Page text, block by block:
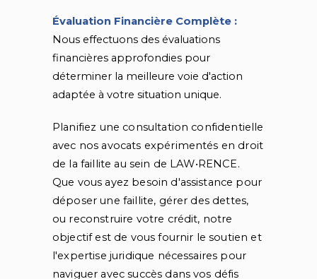
Évaluation Financière Complète :
Nous effectuons des évaluations
financières approfondies pour
déterminer la meilleure voie d'action
adaptée à votre situation unique.
Planifiez une consultation confidentielle
avec nos avocats expérimentés en droit
de la faillite au sein de LAW•RENCE.
Que vous ayez besoin d'assistance pour
déposer une faillite, gérer des dettes,
ou reconstruire votre crédit, notre
objectif est de vous fournir le soutien et
l'expertise juridique nécessaires pour
naviguer avec succès dans vos défis